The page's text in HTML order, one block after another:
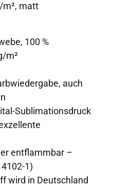
m², matt
100 %
m²
auch
Sublimationsdruck
entflammbar –
1)
wird in Deutschland